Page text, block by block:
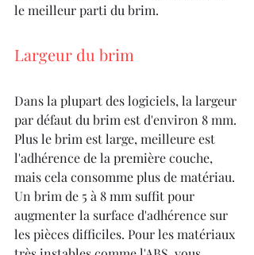
le meilleur parti du brim.
Largeur du brim
Dans la plupart des logiciels, la largeur
par défaut du brim est d'environ 8 mm.
Plus le brim est large, meilleure est
l'adhérence de la première couche,
mais cela consomme plus de matériau.
Un brim de 5 à 8 mm suffit pour
augmenter la surface d'adhérence sur
les pièces difficiles. Pour les matériaux